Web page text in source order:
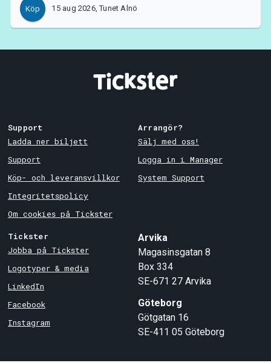
Om Tickster
Köp 15 aug 2026, Tunet Alnö
Support
Ladda ner biljett
Support
Köp- och leveransvillkor
Integritetspolicy
Om cookies på Tickster
Arrangör?
Sälj med oss!
Logga in i Manager
System Support
Tickster
Jobba på Tickster
Logotyper & media
LinkedIn
Facebook
Instagram
Arvika
Magasinsgatan 8
Box 334
SE-671 27 Arvika
Göteborg
Götgatan 16
SE-411 05 Göteborg